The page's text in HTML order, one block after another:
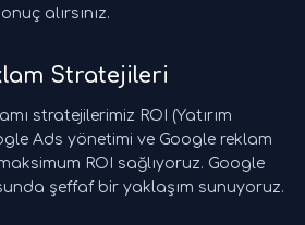
alırsınız.
Stratejileri
stratejilerimiz ROI (Yatırım
Ads yönetimi ve Google reklam
ROI sağlıyoruz. Google
şeffaf bir yaklaşım sunuyoruz.